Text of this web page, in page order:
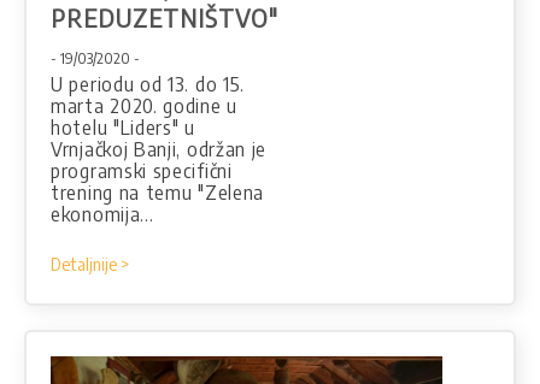
PREDUZETNIŠTVO"
- 19/03/2020 -
U periodu od 13. do 15.
marta 2020. godine u
hotelu "Liders" u
Vrnjačkoj Banji, održan je
programski specifični
trening na temu "Zelena
ekonomija…
Detaljnije >